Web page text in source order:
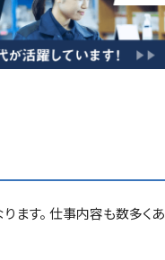
ます。 仕事内容も数多くあ